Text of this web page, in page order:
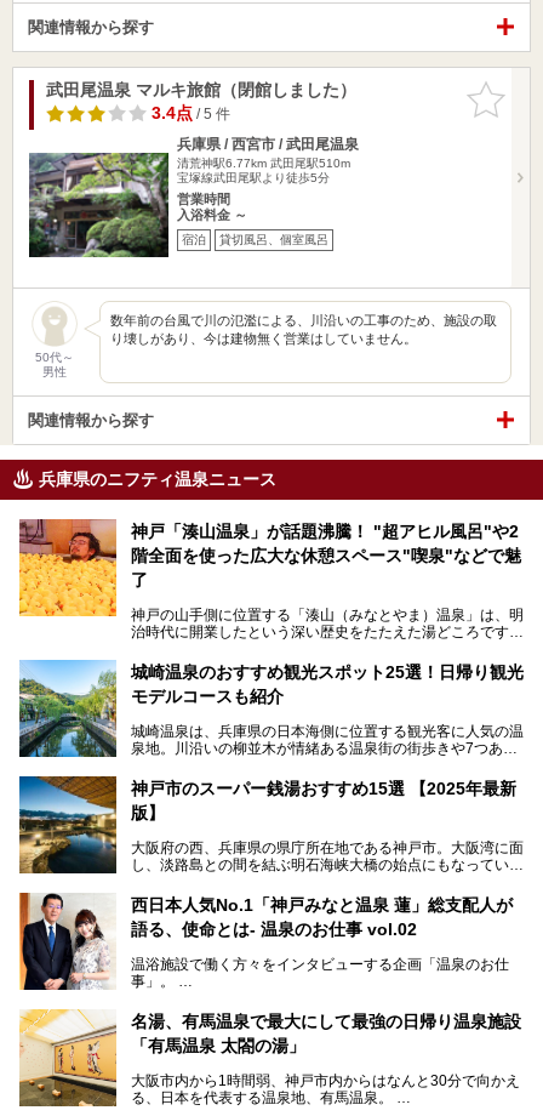
関連情報から探す
お気に入
りに追加
武田尾温泉 マルキ旅館（閉館しました）
3.4点/ 5 件
兵庫県 / 西宮市 / 武田尾温泉
清荒神駅6.77km 武田尾駅510m
宝塚線武田尾駅より徒歩5分
営業時間
入浴料金 ～
宿泊 貸切風呂、個室風呂
50代～
男性
数年前の台風で川の氾濫による、川沿いの工事のため、施設の取
り壊しがあり、今は建物無く営業はしていません。
関連情報から探す
兵庫県のニフティ温泉ニュース
神戸「湊山温泉」が話題沸騰！ "超アヒル風呂"や2
階全面を使った広大な休憩スペース"喫泉"などで魅
了
神戸の山手側に位置する「湊山（みなとやま）温泉」は、明
治時代に開業したという深い歴史をたたえた湯どころです。
っぱいに浮かぶアヒルちゃん。さらに、ゆったりくつろげて
コワーキングも可能な休憩スペースも人気に。斬新な企画や
設備で人々をアッと驚かせる湊山温泉の魅力をリポートしま
城崎温泉のおすすめ観光スポット25選！日帰り観光
モデルコースも紹介
城崎温泉は、兵庫県の日本海側に位置する観光客に人気の温
泉地。川沿いの柳並木が情緒ある温泉街の街歩きや7つある
られています。鉄道の駅から温泉街が近く、歩いて回るのに
ちょうどよい規模で、日帰りでの訪問にもおすすめです。
の観光スポットをピックアップ。温泉やご当地グルメなどを
盛り込んだ日帰り観光モデルコースも紹介しているので、ぜ
神戸市のスーパー銭湯おすすめ15選 【2025年最新
版】
大阪府の西、兵庫県の県庁所在地である神戸市。大阪湾に面
し、淡路島との間を結ぶ明石海峡大橋の始点にもなっていま
華街をはじめ、きらびやかに発展したハーバーランドなど、
人気観光スポットもめじろ押しです。
そして、温泉好きの視点から見ると、神戸市といえば何とい
湯です。そのお湯をリーズナブルに体験できる健康ランドや
スーパー銭湯があったら……。今回はそんな希望に沿う施設
きます！
西日本人気No.1「神戸みなと温泉 蓮」総支配人が
語る、使命とは- 温泉のお仕事 vol.02
温浴施設で働く方々をインタビューする企画「温泉のお仕
事」。
ング西日本1位、2年連続「ベストオブ宿泊賞」に輝いた
「神戸みなと温泉 蓮」の魅力に迫りました！
名湯、有馬温泉で最大にして最強の日帰り温泉施設
「有馬温泉 太閤の湯」
大阪市内から1時間弱、神戸市内からはなんと30分で向かえ
る、日本を代表する温泉地、有馬温泉。